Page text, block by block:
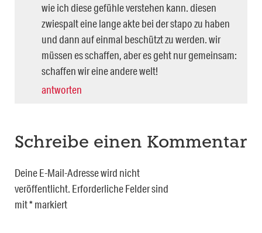
wie ich diese gefühle verstehen kann. diesen
zwiespalt eine lange akte bei der stapo zu haben
und dann auf einmal beschützt zu werden. wir
müssen es schaffen, aber es geht nur gemeinsam:
schaffen wir eine andere welt!
antworten
Schreibe einen Kommentar
Deine E-Mail-Adresse wird nicht
veröffentlicht. Erforderliche Felder sind
mit*markiert